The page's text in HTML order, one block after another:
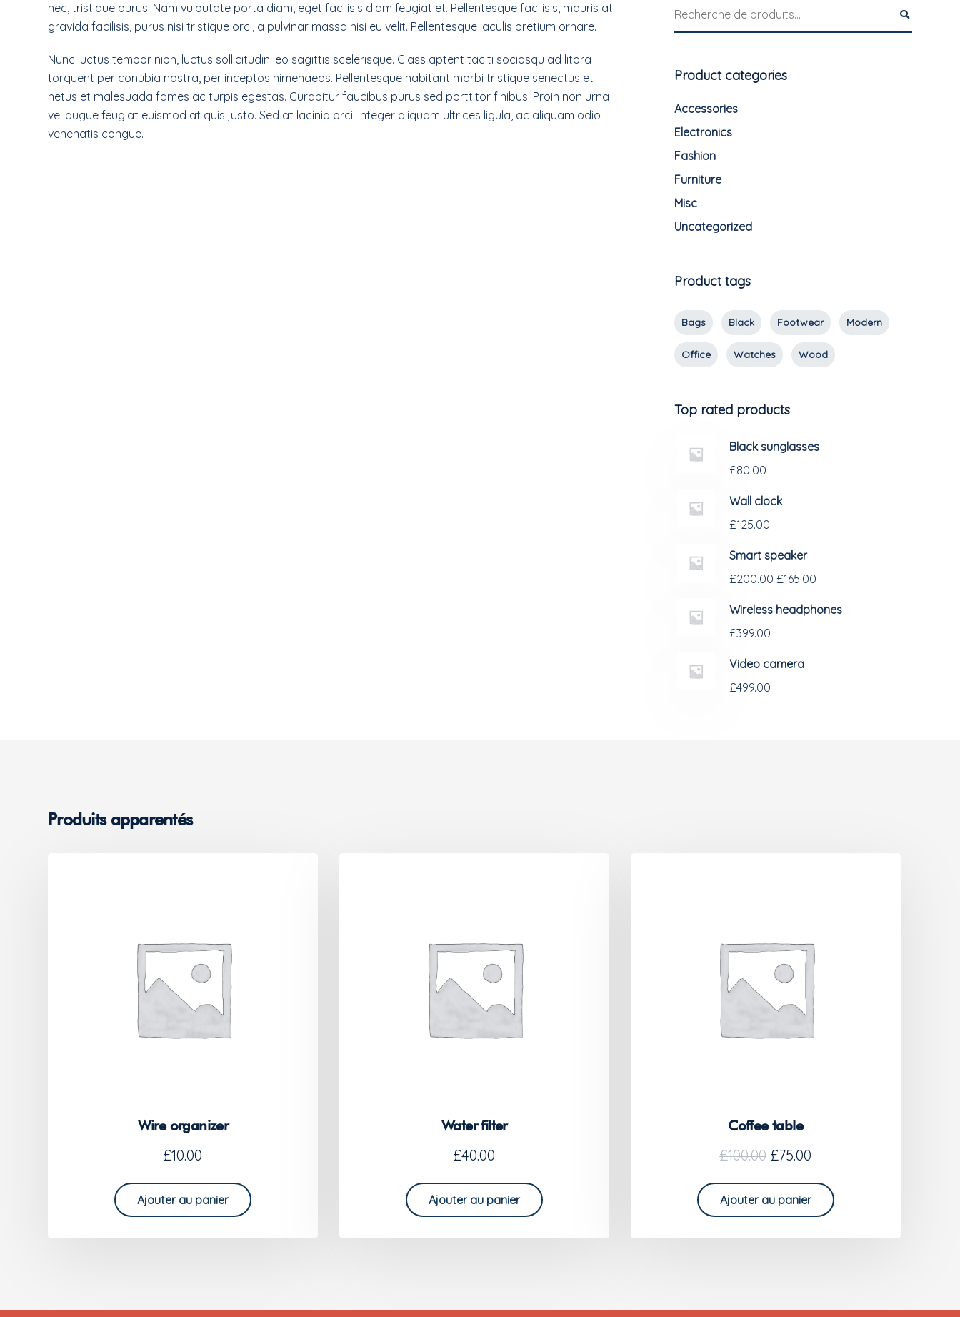
nec, tristique purus. Nam vulputate porta diam, eget facilisis diam feugiat et. Pellentesque facilisis, mauris at
gravida facilisis, purus nisi tristique orci, a pulvinar massa nisi eu velit. Pellentesque iaculis pretium ornare.
Nunc luctus tempor nibh, luctus sollicitudin leo sagittis scelerisque. Class aptent taciti sociosqu ad litora
torquent per conubia nostra, per inceptos himenaeos. Pellentesque habitant morbi tristique senectus et
netus et malesuada fames ac turpis egestas. Curabitur faucibus purus sed porttitor finibus. Proin non urna
vel augue feugiat euismod at quis justo. Sed at lacinia orci. Integer aliquam ultrices ligula, ac aliquam odio
venenatis congue.
Product categories
Accessories
Electronics
Fashion
Furniture
Misc
Uncategorized
Product tags
Bags Black Footwear Modern
Office Watches Wood
Top rated products
Black sunglasses
£80.00
Wall clock
£125.00
Smart speaker
£200.00 £165.00
Wireless headphones
£399.00
Video camera
£499.00
Produits apparentés
Wire organizer
£10.00
Ajouter au panier
Water filter
£40.00
Ajouter au panier
Coffee table
£100.00 £75.00
Ajouter au panier